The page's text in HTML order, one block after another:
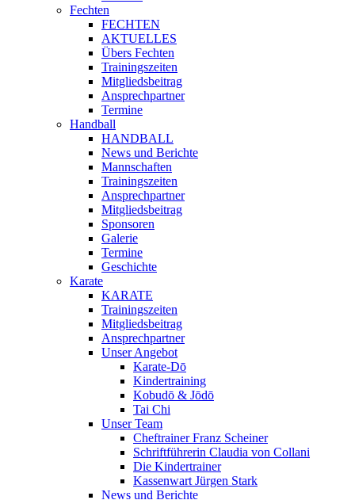
Fechten
FECHTEN
AKTUELLES
Übers Fechten
Trainingszeiten
Mitgliedsbeitrag
Ansprechpartner
Termine
Handball
HANDBALL
News und Berichte
Mannschaften
Trainingszeiten
Ansprechpartner
Mitgliedsbeitrag
Sponsoren
Galerie
Termine
Geschichte
Karate
KARATE
Trainingszeiten
Mitgliedsbeitrag
Ansprechpartner
Unser Angebot
Karate-Dō
Kindertraining
Kobudō & Jōdō
Tai Chi
Unser Team
Cheftrainer Franz Scheiner
Schriftführerin Claudia von Collani
Die Kindertrainer
Kassenwart Jürgen Stark
News und Berichte